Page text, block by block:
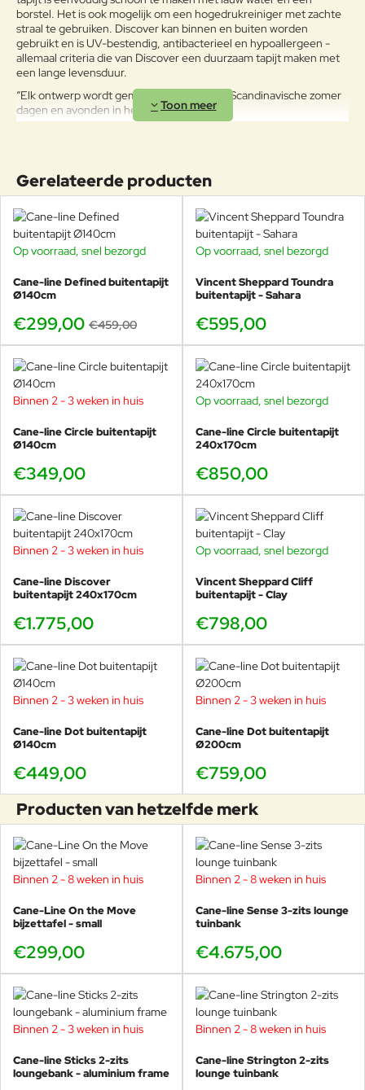
Waardering:
Waarderin
g:
Slecht Goed
Verder
borstel. Het is ook mogelijk om een ​​hogedrukreiniger met zachte
straal te gebruiken. Discover kan binnen en buiten worden
gebruikt en is UV-bestendig, antibacterieel en hypoallergeen -
allemaal criteria die van Discover een duurzaam tapijt maken met
een lange levensduur.
“Elk ontwerp wordt gemaakt met de lange Scandinavische zomer
dagen en avonden in het achterhoofd.”
Gerelateerde producten
SHOWMODEL
Op voorraad, snel bezorgd
Cane-line Defined buitentapijt
Ø140cm
€299,00 €459,00
Op voorraad, snel bezorgd
Vincent Sheppard Toundra
buitentapijt - Sahara
€595,00
Binnen 2 - 3 weken in huis
Cane-line Circle buitentapijt
Ø140cm
€349,00
Op voorraad, snel bezorgd
Cane-line Circle buitentapijt
240x170cm
€850,00
Binnen 2 - 3 weken in huis
Cane-line Discover
buitentapijt 240x170cm
€1.775,00
Op voorraad, snel bezorgd
Vincent Sheppard Cliff
buitentapijt - Clay
€798,00
Binnen 2 - 3 weken in huis
Cane-line Dot buitentapijt
Ø140cm
€449,00
Binnen 2 - 3 weken in huis
Cane-line Dot buitentapijt
Ø200cm
€759,00
Producten van hetzelfde merk
Binnen 2 - 8 weken in huis
Cane-Line On the Move
bijzettafel - small
€299,00
Binnen 2 - 8 weken in huis
Cane-line Sense 3-zits lounge
tuinbank
€4.675,00
Binnen 2 - 3 weken in huis
Cane-line Sticks 2-zits
loungebank - aluminium frame
Binnen 2 - 8 weken in huis
Cane-line Strington 2-zits
lounge tuinbank